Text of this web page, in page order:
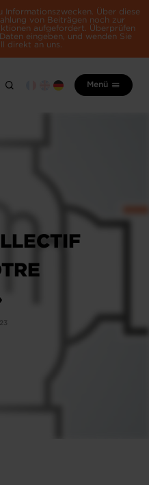
Informationszwecken. Über diese
von Beiträgen noch zur
aufgefordert. Überprüfen
eingeben, und wenden Sie
direkt an uns.
Menü